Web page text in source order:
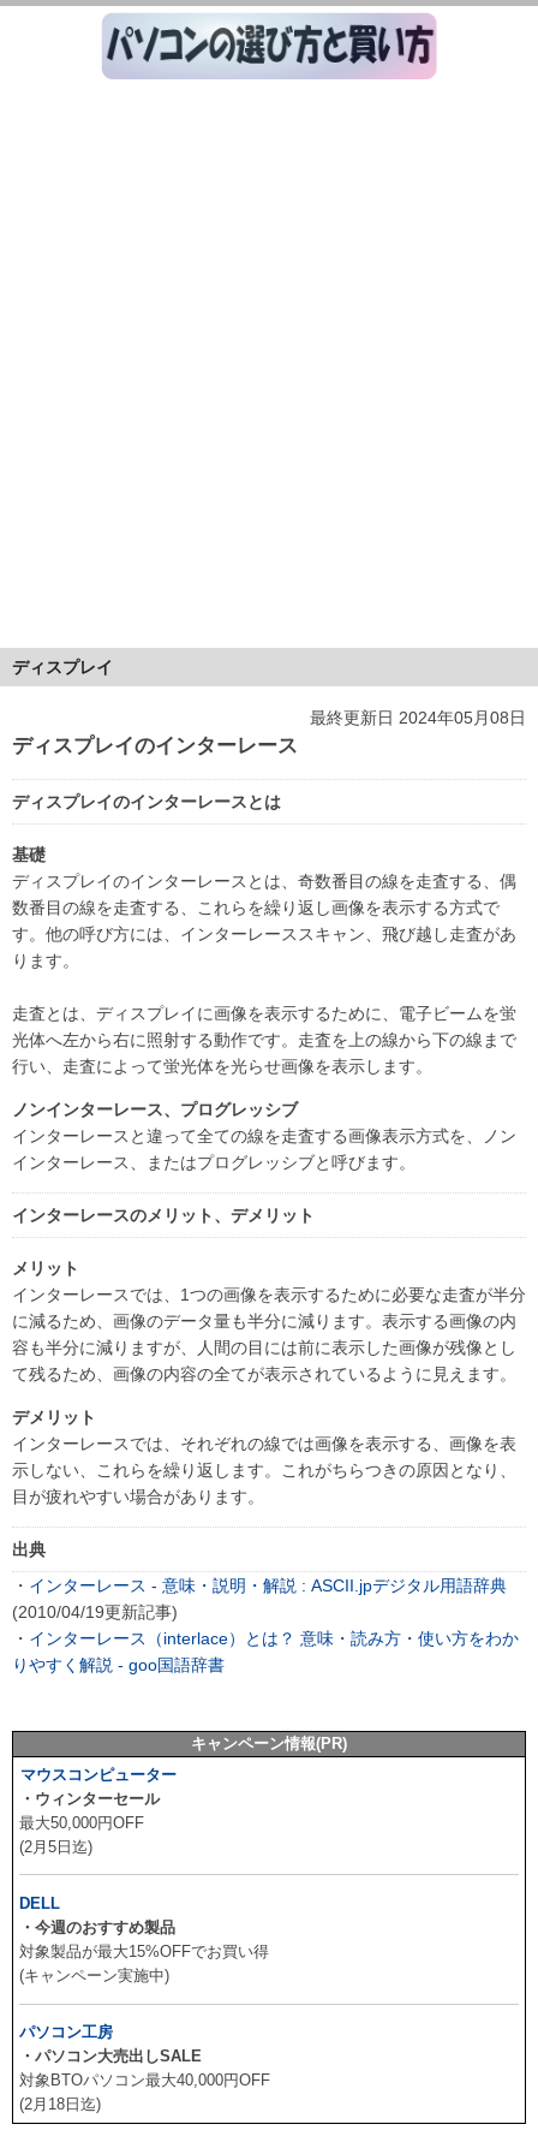
ディスプレイ
最終更新日 2024年05月08日
ディスプレイのインターレース
ディスプレイのインターレースとは
基礎
ディスプレイのインターレースとは、奇数番目の線を走査する、偶
数番目の線を走査する、これらを繰り返し画像を表示する方式で
す。他の呼び方には、インターレーススキャン、飛び越し走査があ
ります。
走査とは、ディスプレイに画像を表示するために、電子ビームを蛍
光体へ左から右に照射する動作です。走査を上の線から下の線まで
行い、走査によって蛍光体を光らせ画像を表示します。
ノンインターレース、プログレッシブ
インターレースと違って全ての線を走査する画像表示方式を、ノン
インターレース、またはプログレッシブと呼びます。
インターレースのメリット、デメリット
メリット
インターレースでは、1つの画像を表示するために必要な走査が半分
に減るため、画像のデータ量も半分に減ります。表示する画像の内
容も半分に減りますが、人間の目には前に表示した画像が残像とし
て残るため、画像の内容の全てが表示されているように見えます。
デメリット
インターレースでは、それぞれの線では画像を表示する、画像を表
示しない、これらを繰り返します。これがちらつきの原因となり、
目が疲れやすい場合があります。
出典
・ インターレース - 意味・説明・解説 : ASCII.jpデジタル用語辞典
(2010/04/19更新記事)
・ インターレース（interlace）とは？ 意味・読み方・使い方をわか
りやすく解説 - goo国語辞書
キャンペーン情報(PR)
マウスコンピューター
・ウィンターセール
最大50,000円OFF
(2月5日迄)
DELL
・今週のおすすめ製品
対象製品が最大15%OFFでお買い得
(キャンペーン実施中)
パソコン工房
・パソコン大売出しSALE
対象BTOパソコン最大40,000円OFF
(2月18日迄)